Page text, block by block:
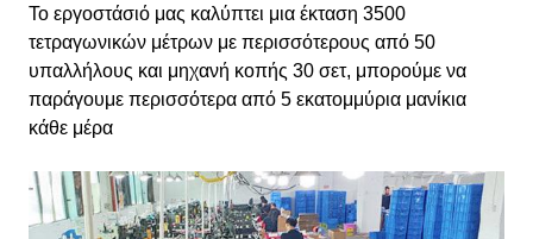
Το εργοστάσιό μας καλύπτει μια έκταση 3500
τετραγωνικών μέτρων με περισσότερους από 50
υπαλλήλους και μηχανή κοπής 30 σετ, μπορούμε να
παράγουμε περισσότερα από 5 εκατομμύρια μανίκια
κάθε μέρα